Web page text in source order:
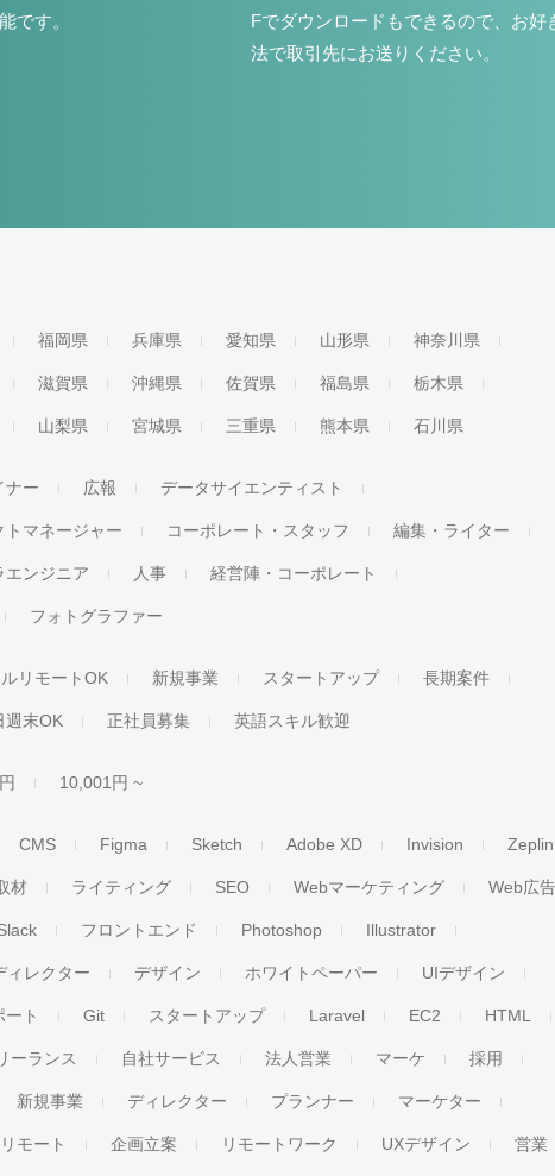
です。
Fでダウンロードもできるので、お好
法で取引先にお送りください。
福岡県 兵庫県 愛知県 山形県 神奈川県
滋賀県 沖縄県 佐賀県 福島県 栃木県
山梨県 宮城県 三重県 熊本県 石川県
ナー 広報 データサイエンティスト
トマネージャー コーポレート・スタッフ 編集・ライター
エンジニア 人事 経営陣・コーポレート
フォトグラファー
リモートOK 新規事業 スタートアップ 長期案件
週末OK 正社員募集 英語スキル歓迎
10,001円 ~
CMS Figma Sketch Adobe XD Invision Zeplin
材 ライティング SEO Webマーケティング Web広告
フロントエンド Photoshop Illustrator
ィレクター デザイン ホワイトペーパー UIデザイン
ート Git スタートアップ Laravel EC2 HTML
ーランス 自社サービス 法人営業 マーケ 採用
新規事業 ディレクター プランナー マーケター
リモート 企画立案 リモートワーク UXデザイン 営業